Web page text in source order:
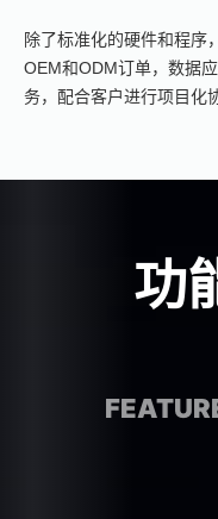
除了标准化的硬件和程序
OEM和ODM订单，数据
务，配合客户进行项目化
功